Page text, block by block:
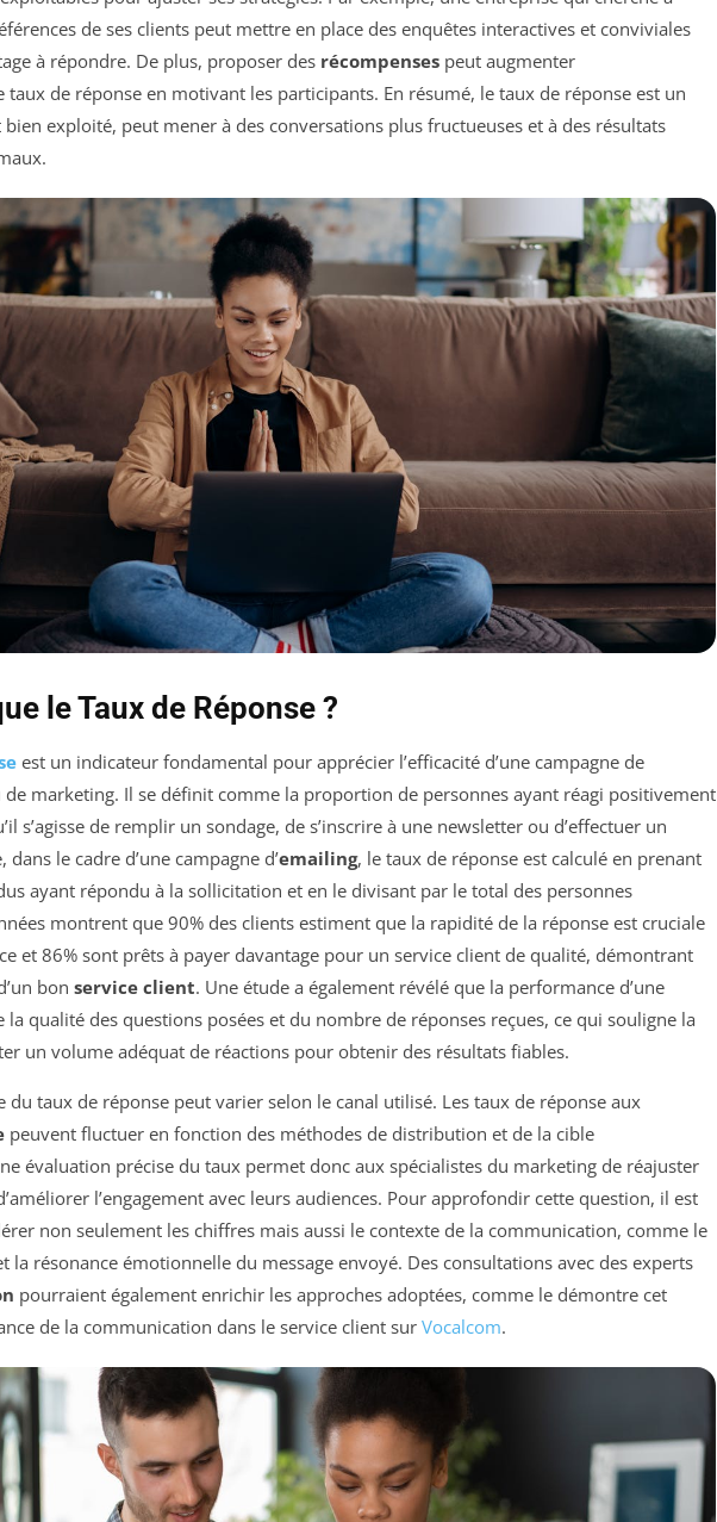
de ses clients peut mettre en place des enquêtes interactives et conviviales
à répondre. De plus, proposer des récompenses peut augmenter
de réponse en motivant les participants. En résumé, le taux de réponse est un
bien exploité, peut mener à des conversations plus fructueuses et à des résultats
le Taux de Réponse ?
est un indicateur fondamental pour apprécier l’efficacité d’une campagne de
marketing. Il se définit comme la proportion de personnes ayant réagi positivement
s’agisse de remplir un sondage, de s’inscrire à une newsletter ou d’effectuer un
dans le cadre d’une campagne d’emailing, le taux de réponse est calculé en prenant
ayant répondu à la sollicitation et en le divisant par le total des personnes
montrent que 90% des clients estiment que la rapidité de la réponse est cruciale
et 86% sont prêts à payer davantage pour un service client de qualité, démontrant
bon service client. Une étude a également révélé que la performance d’une
la qualité des questions posées et du nombre de réponses reçues, ce qui souligne la
un volume adéquat de réactions pour obtenir des résultats fiables.
du taux de réponse peut varier selon le canal utilisé. Les taux de réponse aux
peuvent fluctuer en fonction des méthodes de distribution et de la cible
évaluation précise du taux permet donc aux spécialistes du marketing de réajuster
l’engagement avec leurs audiences. Pour approfondir cette question, il est
non seulement les chiffres mais aussi le contexte de la communication, comme le
la résonance émotionnelle du message envoyé. Des consultations avec des experts
pourraient également enrichir les approches adoptées, comme le démontre cet
de la communication dans le service client sur Vocalcom.